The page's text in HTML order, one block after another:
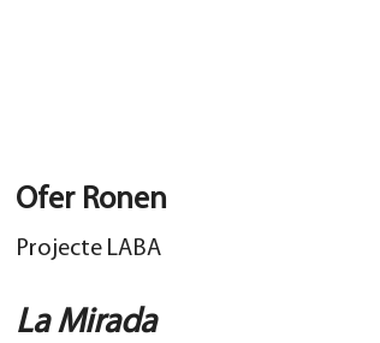
Ofer Ronen
Projecte LABA
La Mirada